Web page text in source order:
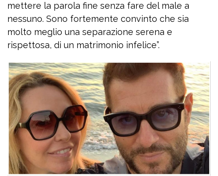
mettere la parola fine senza fare del male a
nessuno. Sono fortemente convinto che sia
molto meglio una separazione serena e
rispettosa, di un matrimonio infelice”.